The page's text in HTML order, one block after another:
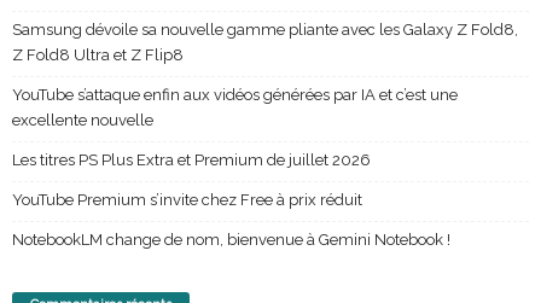
Samsung dévoile sa nouvelle gamme pliante avec les Galaxy Z Fold8,
Z Fold8 Ultra et Z Flip8
YouTube s’attaque enfin aux vidéos générées par IA et c’est une
excellente nouvelle
Les titres PS Plus Extra et Premium de juillet 2026
YouTube Premium s’invite chez Free à prix réduit
NotebookLM change de nom, bienvenue à Gemini Notebook !